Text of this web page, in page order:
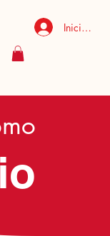
Iniciar